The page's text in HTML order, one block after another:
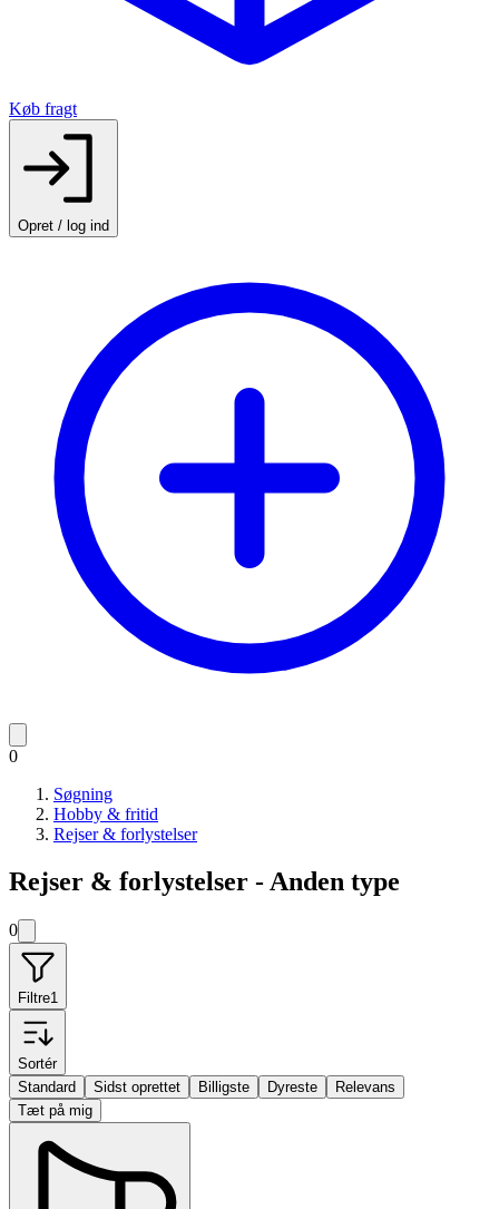
Køb fragt
Opret / log ind
0
Søgning
Hobby & fritid
Rejser & forlystelser
Rejser & forlystelser - Anden type
0
Filtre1
Sortér
Standard
Sidst oprettet Billigste Dyreste
Relevans
Tæt på mig